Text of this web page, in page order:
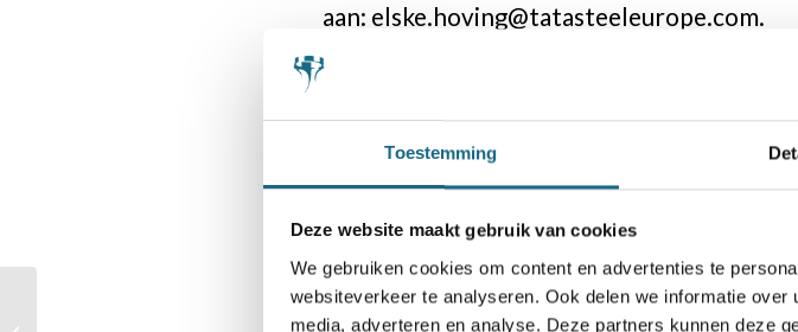
Toestemming
Deze website maakt gebruik van cookies
We gebruiken cookies om content en advertenties te
websiteverkeer te analyseren. Ook delen we informatie
media, adverteren en analyse. Deze partners kunnen deze
aan: elske.hoving@tatasteeleurope.com.
Staal en schaken: creativiteit en innovatie
Het Tata Steel Chess Tournament
personeelstoernooi van het
toernooi van wereldformaat, waar zowel
voor vrijhouden. Tata Steel kiest voor
denken en op het vinden van creatieve
Steel heeft diezelfde focus. Staal maken